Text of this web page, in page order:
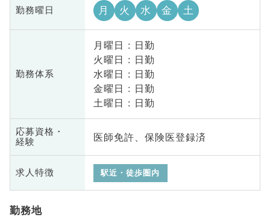
勤務曜日 月 火 水 金 土
勤務体系
月曜日 : 日勤
火曜日 : 日勤
水曜日 : 日勤
金曜日 : 日勤
土曜日 : 日勤
応募資格・
経験
医師免許、保険医登録済
求人特徴 駅近・徒歩圏内
勤務地